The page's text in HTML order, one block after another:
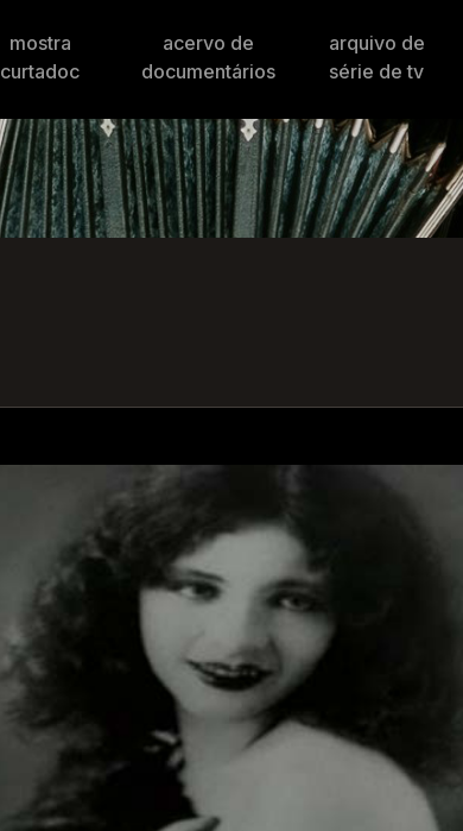
mostra
curtadoc
acervo de
documentários
arquivo de
série de tv